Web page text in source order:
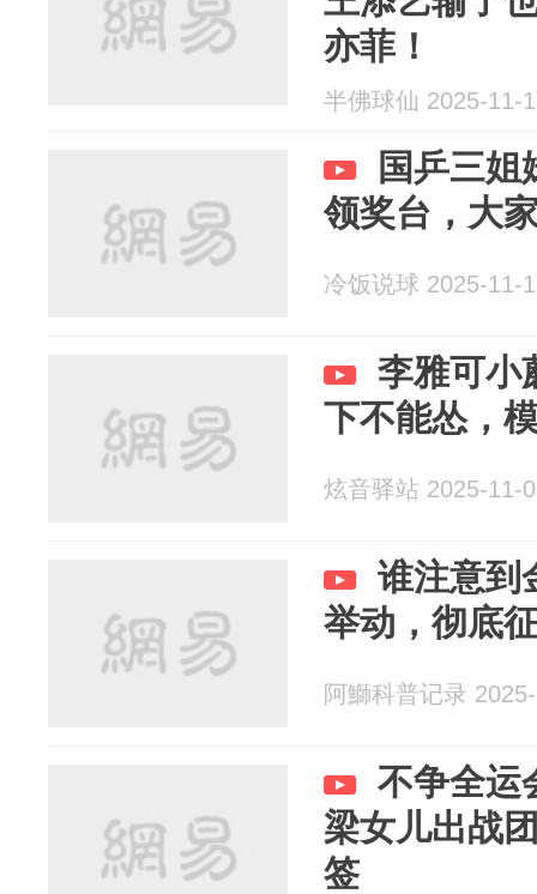
亦菲！
半佛球仙 2025-11-
国乒三姐
领奖台，大
冷饭说球 2025-11-
李雅可小
下不能怂，
炫音驿站 2025-11-
谁注意到
举动，彻底
阿鰤科普记录
不争全运
梁女儿出战
签